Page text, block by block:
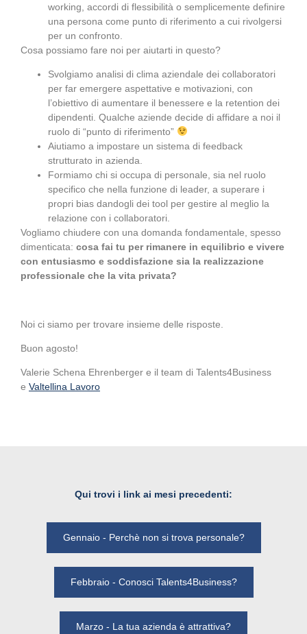
working, accordi di flessibilità o semplicemente definire
una persona come punto di riferimento a cui rivolgersi
per un confronto.
Cosa possiamo fare noi per aiutarti in questo?
Svolgiamo analisi di clima aziendale dei collaboratori
per far emergere aspettative e motivazioni, con
l’obiettivo di aumentare il benessere e la retention dei
dipendenti. Qualche aziende decide di affidare a noi il
ruolo di “punto di riferimento”
Aiutiamo a impostare un sistema di feedback
strutturato in azienda.
Formiamo chi si occupa di personale, sia nel ruolo
specifico che nella funzione di leader, a superare i
propri bias dandogli dei tool per gestire al meglio la
relazione con i collaboratori.
Vogliamo chiudere con una domanda fondamentale, spesso
dimenticata: cosa fai tu per rimanere in equilibrio e vivere
con entusiasmo e soddisfazione sia la realizzazione
professionale che la vita privata?
Noi ci siamo per trovare insieme delle risposte.
Buon agosto!
Valerie Schena Ehrenberger e il team di Talents4Business
e Valtellina Lavoro
Qui trovi i link ai mesi precedenti:
Gennaio - Perchè non si trova personale?
Febbraio - Conosci Talents4Business?
Marzo - La tua azienda è attrattiva?